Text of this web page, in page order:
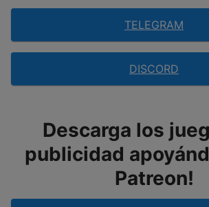
TELEGRAM
DISCORD
Descarga los
publicidad
Patreon!